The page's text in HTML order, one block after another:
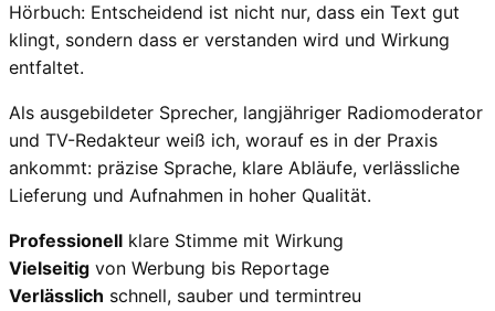
Hörbuch: Entscheidend ist nicht nur, dass ein Text gut
klingt, sondern dass er verstanden wird und Wirkung
entfaltet.
Als ausgebildeter Sprecher, langjähriger Radiomoderator
und TV-Redakteur weiß ich, worauf es in der Praxis
ankommt: präzise Sprache, klare Abläufe, verlässliche
Lieferung und Aufnahmen in hoher Qualität.
Professionell klare Stimme mit Wirkung
Vielseitig von Werbung bis Reportage
Verlässlich schnell, sauber und termintreu